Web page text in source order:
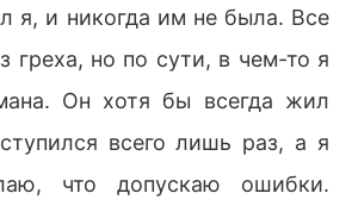
я, и никогда им не была. Все
греха, но по сути, в чем-то я
Он хотя бы всегда жил
всего лишь раз, а я
что допускаю ошибки.